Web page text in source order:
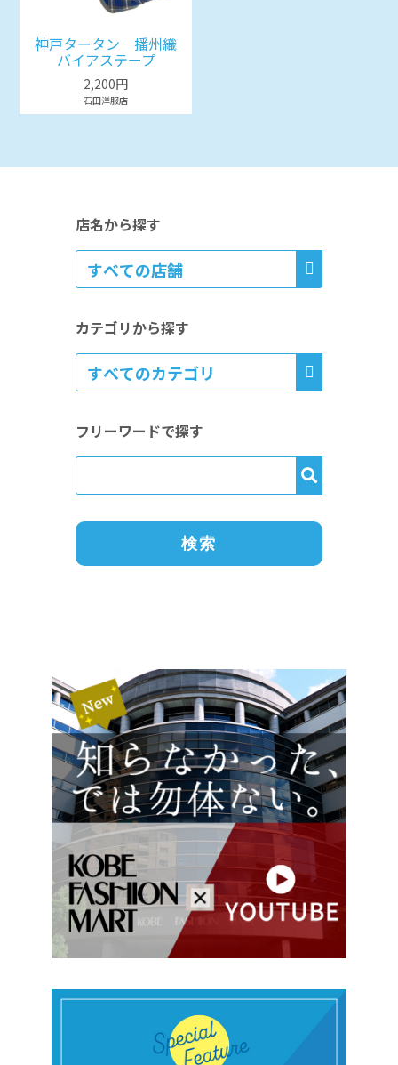
神戸タータン 播州織
バイアステープ
2,200円
石田洋服店
店名から探す
カテゴリから探す
フリーワードで探す